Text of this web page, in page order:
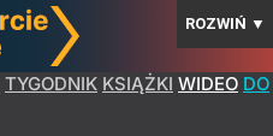
ROZWIŃ ▼
TYGODNIK KSIĄŻKI WIDEO DO